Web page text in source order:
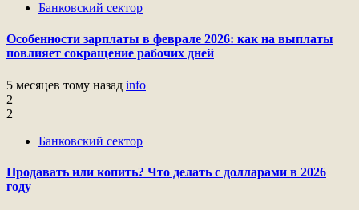
Банковский сектор
Особенности зарплаты в феврале 2026: как на выплаты
повлияет сокращение рабочих дней
5 месяцев тому назад info
2
2
Банковский сектор
Продавать или копить? Что делать с долларами в 2026
году